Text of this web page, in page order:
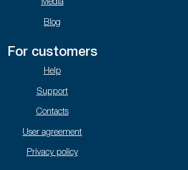
Media
Blog
For customers
Help
Support
Contacts
User agreement
Privacy policy